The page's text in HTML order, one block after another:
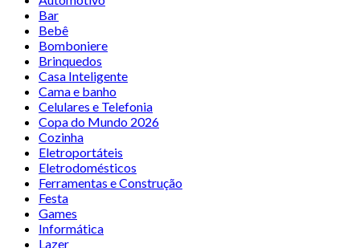
Bar
Bebê
Bomboniere
Brinquedos
Casa Inteligente
Cama e banho
Celulares e Telefonia
Copa do Mundo 2026
Cozinha
Eletroportáteis
Eletrodomésticos
Ferramentas e Construção
Festa
Games
Informática
Lazer